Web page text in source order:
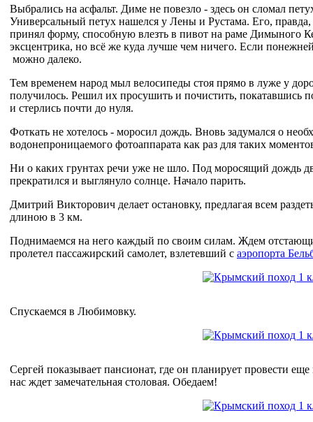
Выбрались на асфальт. Диме не повезло - здесь он сломал
Универсальный петух нашелся у Лены и Рустама. Его,
принял форму, способную влезть в пивот на раме Димыного
эксцентрика, но всё же куда лучше чем ничего. Если
можно далеко.
Тем временем народ мыл велосипеды стоя прямо в луже у
получилось. Решил их просушить и почистить, покатавшись
и стерлись почти до нуля.
Фоткать не хотелось - моросил дождь. Вновь задумался о
водонепроницаемого фотоаппарата как раз для таких
Ни о каких грунтах речи уже не шло. Под моросящий дождь
прекратился и выглянуло солнце. Начало парить.
Дмитрий Викторович делает остановку, предлагая всем
длиною в 3 км.
Поднимаемся на него каждый по своим силам. Ждем
пролетел пассажирский самолет, взлетевший с аэропорта
Спускаемся в Любимовку.
Сергей показывает пансионат, где он планирует провести
нас ждет замечательная столовая. Обедаем!